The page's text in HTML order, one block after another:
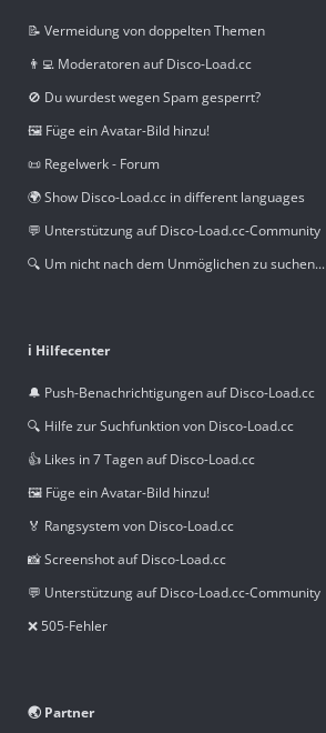
📝 Vermeidung von doppelten Themen
👨‍💻 Moderatoren auf Disco-Load.cc
🚫 Du wurdest wegen Spam gesperrt?
🖼️ Füge ein Avatar-Bild hinzu!
📜 Regelwerk - Forum
🌍 Show Disco-Load.cc in different languages
💬 Unterstützung auf Disco-Load.cc-Community
🔍 Um nicht nach dem Unmöglichen zu suchen...
ℹ️ Hilfecenter
🔔 Push-Benachrichtigungen auf Disco-Load.cc
🔍 Hilfe zur Suchfunktion von Disco-Load.cc
👍 Likes in 7 Tagen auf Disco-Load.cc
🖼️ Füge ein Avatar-Bild hinzu!
🏅 Rangsystem von Disco-Load.cc
📸 Screenshot auf Disco-Load.cc
💬 Unterstützung auf Disco-Load.cc-Community
❌ 505-Fehler
🌏 Partner